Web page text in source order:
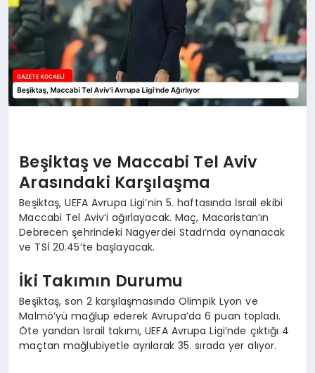
SAĞLIK
EĞITIM
Beşiktaş ve Maccabi Tel Aviv
Arasındaki Karşılaşma
Beşiktaş, UEFA Avrupa Ligi’nin 5. haftasında İsrail ekibi
Maccabi Tel Aviv’i ağırlayacak. Maç, Macaristan’ın
Debrecen şehrindeki Nagyerdei Stadı’nda oynanacak
ve TSİ 20.45’te başlayacak.
İki Takımın Durumu
Beşiktaş, son 2 karşılaşmasında Olimpik Lyon ve
Malmö’yü mağlup ederek Avrupa’da 6 puan topladı.
Öte yandan İsrail takımı, UEFA Avrupa Ligi’nde çıktığı 4
maçtan mağlubiyetle ayrılarak 35. sırada yer alıyor.